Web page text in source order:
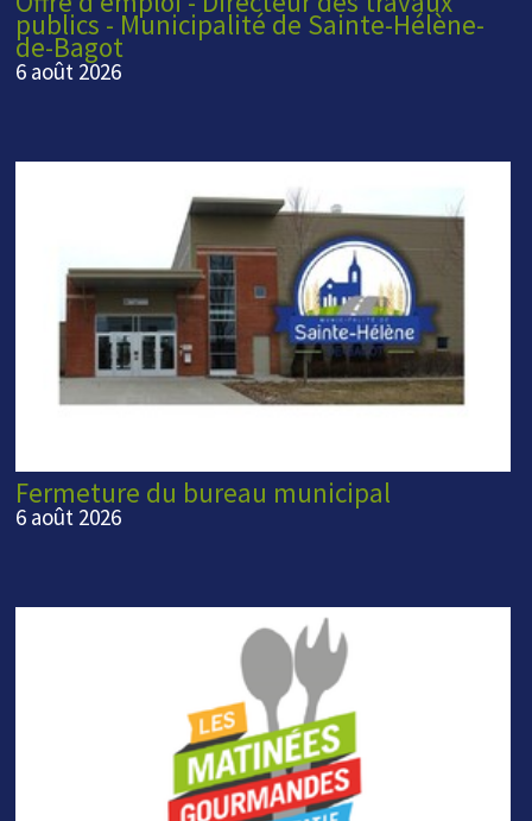
publics - Municipalité de Sainte-Hélène-
de-Bagot
6 août 2026
Fermeture du bureau municipal
6 août 2026